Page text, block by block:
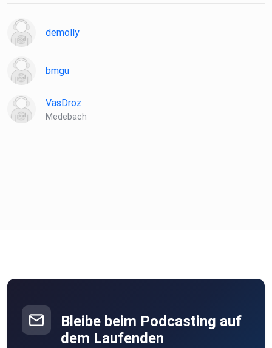
demolly
bmgu
VasDroz
Medebach
Bleibe beim Podcasting auf
dem Laufenden